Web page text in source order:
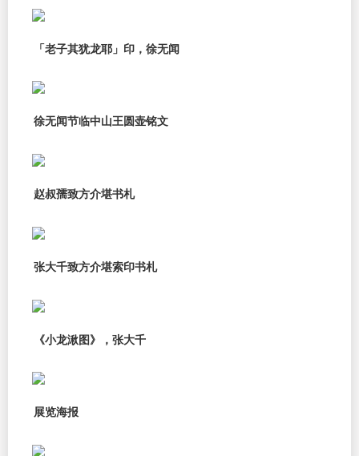
「老子其犹龙耶」印，徐无闻
徐无闻节临中山王圆壶铭文
赵叔孺致方介堪书札
张大千致方介堪索印书札
《小龙湫图》，张大千
展览海报